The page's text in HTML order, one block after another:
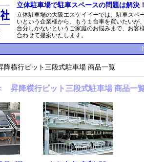
立体駐車場で駐車スペースの問題は解決！
立体駐車場の大阪エスケイイーでは、駐車スペ
いという企業様から、もう１台車を買いたいが
台分しかないというご家庭のお悩みまで、お客
合わせて提案いたします。
横行ピット三段式駐車場 商品一覧
昇降横行ピット三段式駐車場 商品一